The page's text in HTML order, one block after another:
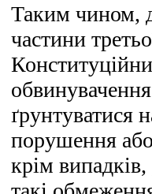
Таким чином,
частини
ґрунтуватися
порушення
крім